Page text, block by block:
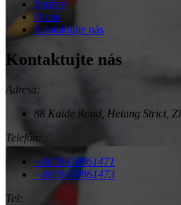
Správy
O nás
Kontaktujte nás
Kontaktujte nás
Adresa:
88 Kaide Road, Hetang Strict,
Telefón:
+8618670861471
+8618670861473
Tel: